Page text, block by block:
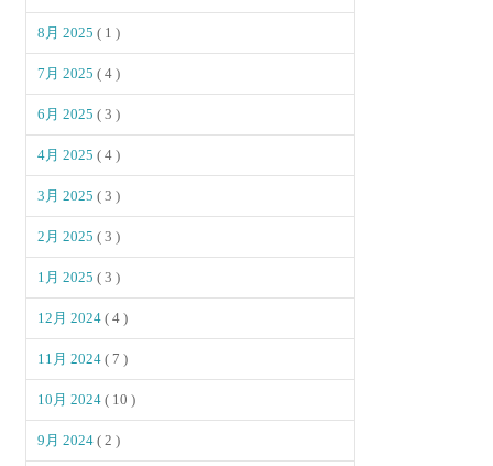
8月 2025( 1 )
7月 2025( 4 )
6月 2025( 3 )
4月 2025( 4 )
3月 2025( 3 )
2月 2025( 3 )
1月 2025( 3 )
12月 2024( 4 )
11月 2024( 7 )
10月 2024( 10 )
9月 2024( 2 )